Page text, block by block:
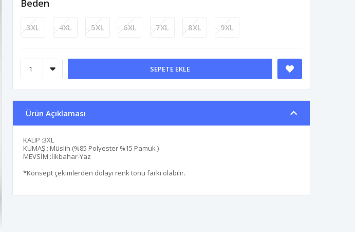
Beden
3XL 4XL 5XL 6XL 7XL 8XL 9XL
SEPETE EKLE
Ürün Açıklaması
KALIP :3XL
KUMAŞ : Müslin (%85 Polyester %15 Pamuk )
MEVSİM :İlkbahar-Yaz
*Konsept çekimlerden dolayı renk tonu farkı olabilir.